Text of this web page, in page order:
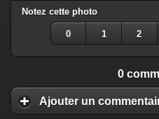
Notez cette photo
0 1 2
0
Ajouter un